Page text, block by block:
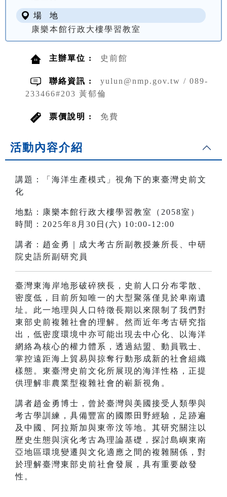
場 地
康樂本館行政大樓學習教室
主辦單位 : 史前館
聯絡資訊 :
yulun@nmp.gov.tw / 089-
233466#203 黃郁倫
票價說明 : 免費
活動內容介紹
講題：「海洋生產模式」視角下的東臺灣史前文
化
地點：康樂本館行政大樓學習教室（2058室）
時間：2025年8月30日(六) 10:00-12:00
講者：趙金勇｜成大考古所副教授兼所長、中研
院史語所副研究員
臺灣東海岸地形破碎狹長，史前人口分布零散、
密度低，目前所知唯一的大型聚落僅見於卑南遺
址。此一地理與人口特徵長期以來限制了我們對
東部史前複雜社會的理解。然而近年考古研究指
出，低密度環境中亦可能出現去中心化、以海洋
網絡為核心的權力體系，透過結盟、動員戰士、
掌控遠距海上貿易與掠奪行動形成新的社會組織
樣態。東臺灣史前文化所展現的海洋性格，正提
供理解非農業型複雜社會的嶄新視角。
講者趙金勇博士，曾於臺灣與美國接受人類學與
考古學訓練，具備豐富的國際田野經驗，足跡遍
及中國、阿拉斯加與東帝汶等地。其研究關注以
歷史生態與演化考古為理論基礎，探討島嶼東南
亞地區環境變遷與文化適應之間的複雜關係，對
於理解臺灣東部史前社會發展，具有重要啟發
性。